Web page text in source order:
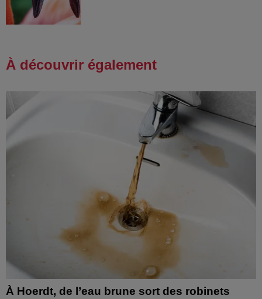
À découvrir également
À Hoerdt, de l’eau brune sort des robinets